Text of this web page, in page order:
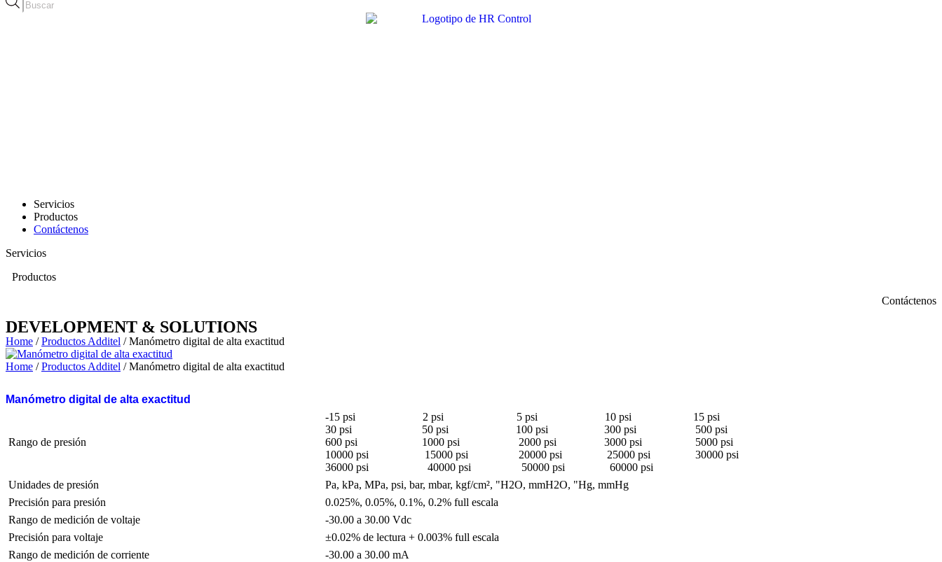
de
Servicios
Productos
Contáctenos
Servicios
Productos
Contáctenos
DEVELOPMENT & SOLUTIONS
Home /Productos Additel / Manómetro digital de alta exactitud
Home /Productos Additel / Manómetro digital de alta exactitud
Manómetro digital de alta exactitud
Rango de presión
-15 psi 2 psi 5 psi 10 psi 15 psi
30 psi 50 psi 100 psi 300 psi 500 psi
600 psi 1000 psi 2000 psi 3000 psi 5000 psi
10000 psi 15000 psi 20000 psi 25000 psi 30000 psi
36000 psi 40000 psi 50000 psi 60000 psi
Unidades de presión
Pa, kPa, MPa, psi, bar, mbar, kgf/cm², "H2O, mmH2O, "Hg, mmHg
Precisión para presión
0.025%, 0.05%, 0.1%, 0.2% full escala
Rango de medición de voltaje
-30.00 a 30.00 Vdc
Precisión para voltaje
±0.02% de lectura + 0.003% full escala
Rango de medición de corriente
-30.00 a 30.00 mA